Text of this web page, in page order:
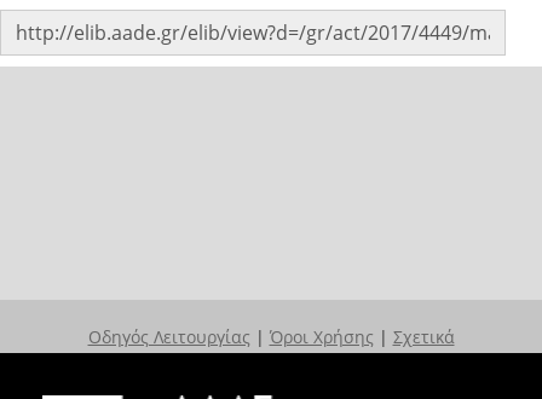
Οδηγός Λειτουργίας | Όροι Χρήσης | Σχετικά